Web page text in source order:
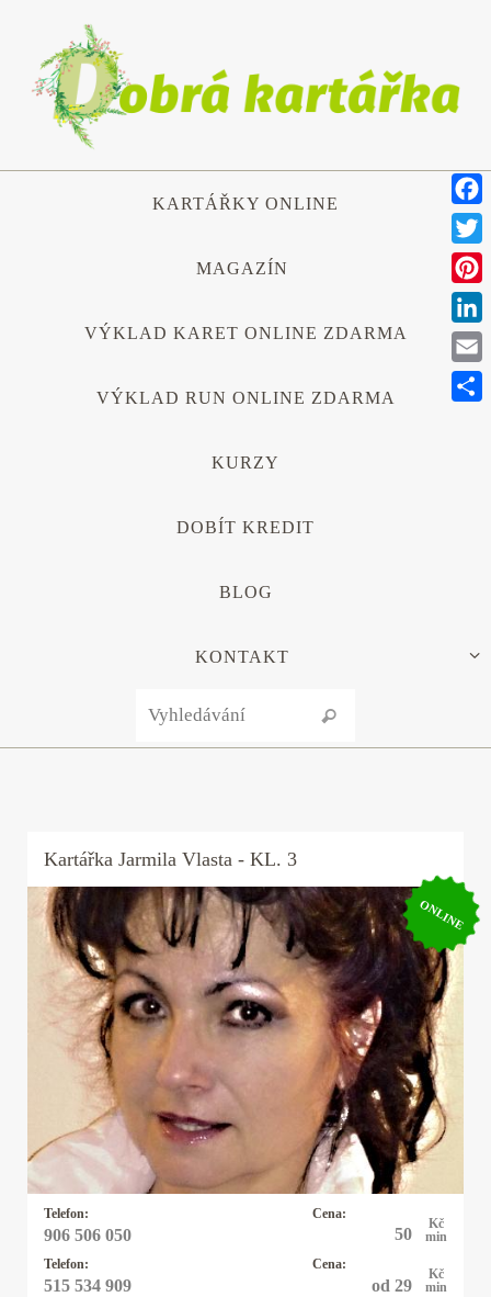
obsah
KARTÁŘKY ONLINE
MAGAZÍN
VÝKLAD KARET ONLINE ZDARMA
VÝKLAD RUN ONLINE ZDARMA
KURZY
DOBÍT KREDIT
BLOG
KONTAKT
Vyhledávání
Kartářka Jarmila Vlasta - KL. 3
ONLINE
Telefon:
906 506 050
Cena:
50
Kč
min
Telefon:
515 534 909
Cena:
od 29
Kč
min
Kartářka Jarmila Vlasta
Zajímám se o věci mezi nebem a zemí, sluneční a
měsíční znamení, numerologii, provádím přesný
výklad karet, řeším psychosomatické a
somatopsychické vztahy a mé motto je: ,,Nikdy
se nevzdávej!“